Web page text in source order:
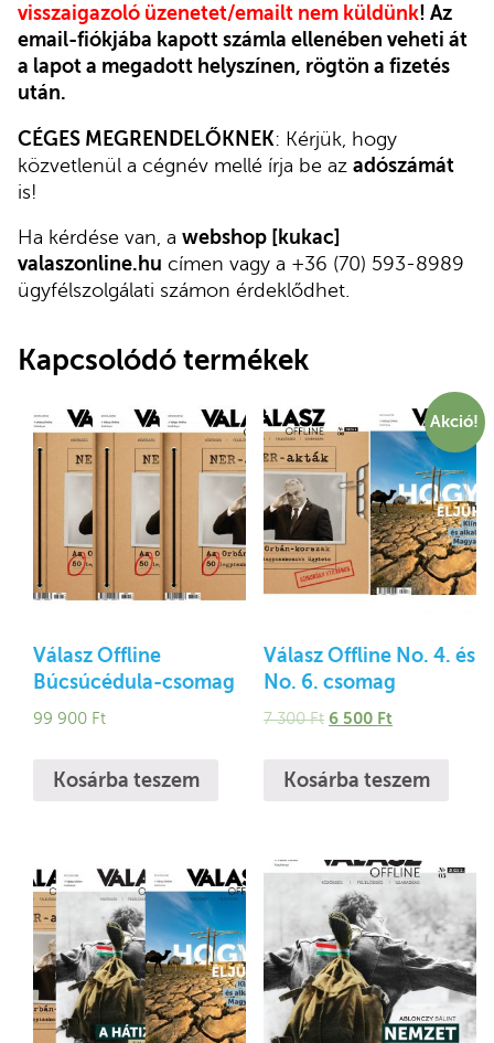
visszaigazoló üzenetet/emailt nem küldünk! Az
email-fiókjába kapott számla ellenében veheti át
a lapot a megadott helyszínen, rögtön a fizetés
után.
CÉGES MEGRENDELŐKNEK: Kérjük, hogy
közvetlenül a cégnév mellé írja be az adószámát
is!
Ha kérdése van, a webshop [kukac]
valaszonline.hu címen vagy a +36 (70) 593-8989
ügyfélszolgálati számon érdeklődhet.
Kapcsolódó termékek
Válasz Offline
Búcsúcédula-csomag
99 900 Ft
Kosárba teszem
Akció!
Válasz Offline No. 4. és
No. 6. csomag
7 300Ft 6 500 Ft
Kosárba teszem